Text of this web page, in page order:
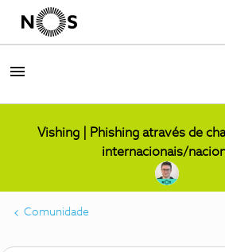
Vishing | Phishing através de
internacionais/
Comunidade